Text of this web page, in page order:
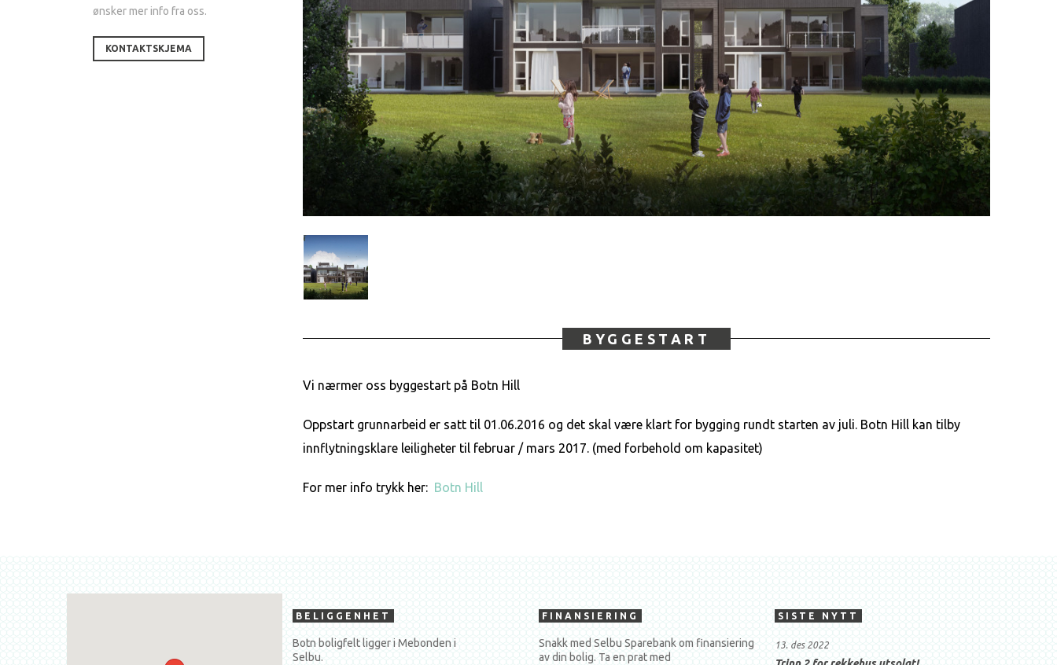
BYGGESTART
Vi nærmer oss byggestart på Botn Hill
Oppstart grunnarbeid er satt til 01.06.2016 og det skal være klart for bygging rundt starten av juli. Botn Hill kan tilby
innflytningsklare leiligheter til februar / mars 2017. (med forbehold om kapasitet)
For mer info trykk her: Botn Hill
ønsker mer info fra oss.
KONTAKTSKJEMA
BELIGGENHET
Botn boligfelt ligger i Mebonden i
Selbu.
FINANSIERING
Snakk med Selbu Sparebank om finansiering
av din bolig. Ta en prat med
SISTE NYTT
13. des 2022